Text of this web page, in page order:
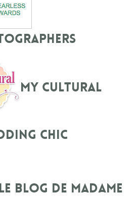
My Cultural
Chic
Le blog de Madame